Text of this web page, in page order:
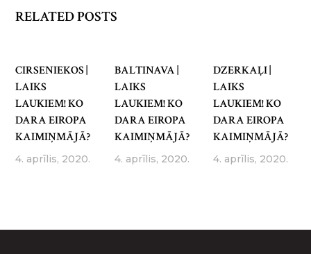
RELATED POSTS
CIRSENIEKOS |
LAIKS
LAUKIEM! KO
DARA EIROPA
KAIMIŅMĀJĀ?
4. aprīlis, 2020.
BALTINAVA |
LAIKS
LAUKIEM! KO
DARA EIROPA
KAIMIŅMĀJĀ?
4. aprīlis, 2020.
DZERKAĻI |
LAIKS
LAUKIEM! KO
DARA EIROPA
KAIMIŅMĀJĀ?
4. aprīlis, 2020.